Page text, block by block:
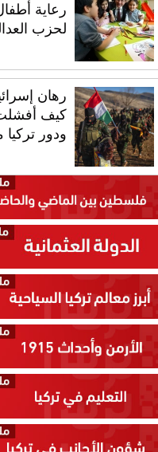
رعاية
لحزب
رهان
كيف أفشلت
ودور